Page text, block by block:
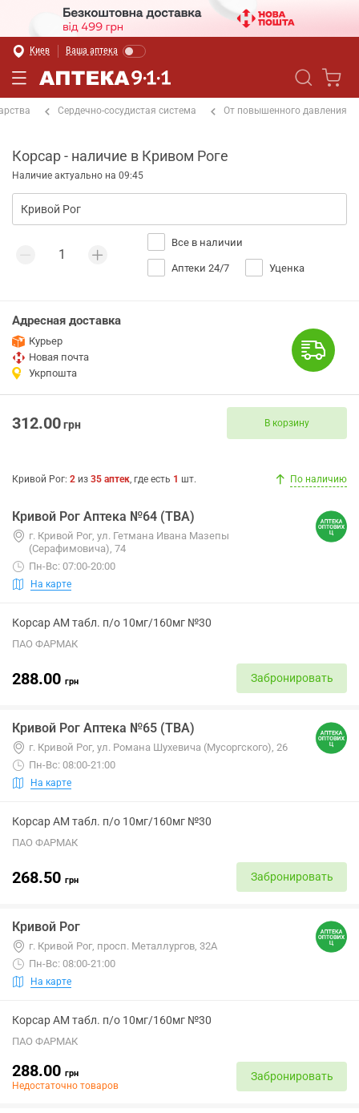
Киев Ваша аптека
Сердечно-сосудистая система От повышенного давления
Корсар - наличие в Кривом Роге
Наличие актуально на 09:45
Все в наличии
Аптеки 24/7 Уценка
Адресная доставка
Курьер
Новая почта
Укрпошта
312.00грн В корзину
Кривой Рог: 2 из 35 аптек, где есть 1 шт. По наличию
Кривой Рог Аптека №64 (ТВА)
г. Кривой Рог, ул. Гетмана Ивана Мазепы
(Серафимовича), 74
Пн-Вс: 07:00-20:00
На карте
Корсар АМ табл. п/о 10мг/160мг №30
ПАО ФАРМАК
288.00 грн Забронировать
Кривой Рог Аптека №65 (ТВА)
г. Кривой Рог, ул. Романа Шухевича (Мусоргского), 26
Пн-Вс: 08:00-21:00
На карте
Корсар АМ табл. п/о 10мг/160мг №30
ПАО ФАРМАК
268.50 грн Забронировать
Кривой Рог
г. Кривой Рог, просп. Металлургов, 32А
Пн-Вс: 08:00-21:00
На карте
Корсар АМ табл. п/о 10мг/160мг №30
ПАО ФАРМАК
288.00 грн
Недостаточно товаров
Забронировать